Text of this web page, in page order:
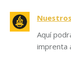
Aquí
imprenta